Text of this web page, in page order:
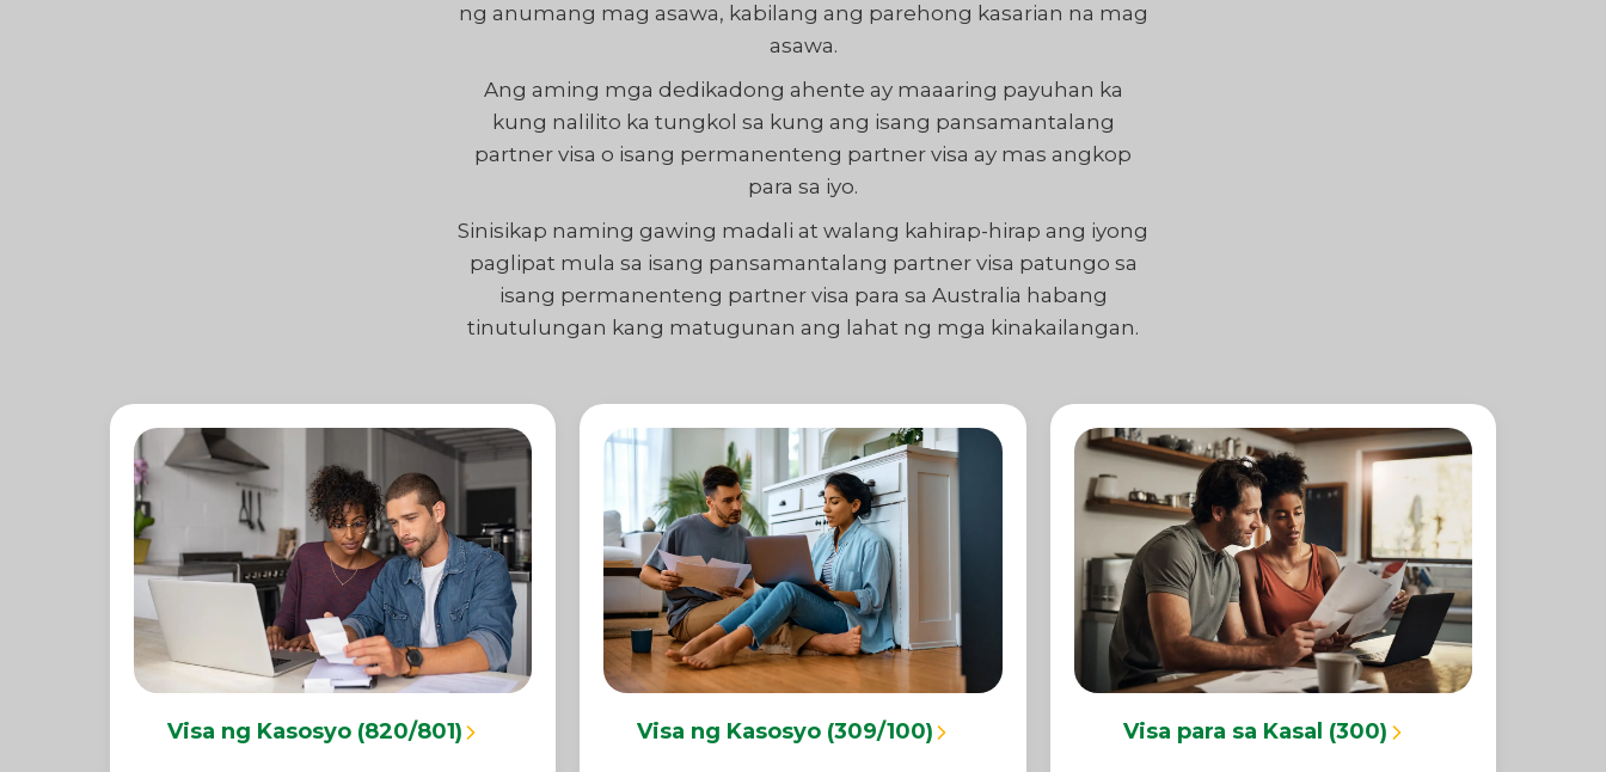
ng anumang mag asawa, kabilang ang parehong kasarian na mag
asawa.
Ang aming mga dedikadong ahente ay maaaring payuhan ka
kung nalilito ka tungkol sa kung ang isang pansamantalang
partner visa o isang permanenteng partner visa ay mas angkop
para sa iyo.
Sinisikap naming gawing madali at walang kahirap-hirap ang iyong
paglipat mula sa isang pansamantalang partner visa patungo sa
isang permanenteng partner visa para sa Australia habang
tinutulungan kang matugunan ang lahat ng mga kinakailangan.
Visa ng Kasosyo (820/801) Visa ng Kasosyo (309/100) Visa para sa Kasal (300)